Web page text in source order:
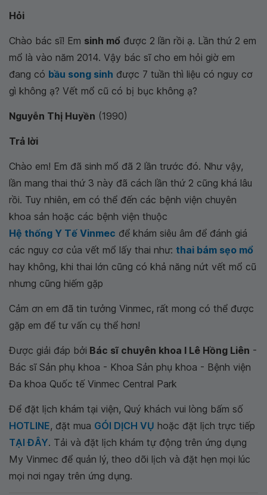
Hỏi
Chào bác sĩ! Em sinh mổ được 2 lần rồi ạ. Lần thứ 2 em
mổ là vào năm 2014. Vậy bác sĩ cho em hỏi giờ em
đang có bầu song sinh được 7 tuần thì liệu có nguy cơ
gì không ạ? Vết mổ cũ có bị bục không ạ?
Nguyễn Thị Huyền (1990)
Trả lời
Chào em! Em đã sinh mổ đã 2 lần trước đó. Như vậy,
lần mang thai thứ 3 này đã cách lần thứ 2 cũng khá lâu
rồi. Tuy nhiên, em có thể đến các bệnh viện chuyên
khoa sản hoặc các bệnh viện thuộc
Hệ thống Y Tế Vinmec để khám siêu âm để đánh giá
các nguy cơ của vết mổ lấy thai như: thai bám sẹo mổ
hay không, khi thai lớn cũng có khả năng nứt vết mổ cũ
nhưng cũng hiếm gặp
Cảm ơn em đã tin tưởng Vinmec, rất mong có thể được
gặp em để tư vấn cụ thể hơn!
Được giải đáp bởi Bác sĩ chuyên khoa I Lê Hồng Liên -
Bác sĩ Sản phụ khoa - Khoa Sản phụ khoa - Bệnh viện
Đa khoa Quốc tế Vinmec Central Park
Để đặt lịch khám tại viện, Quý khách vui lòng bấm số
HOTLINE, đặt mua GÓI DỊCH VỤ hoặc đặt lịch trực tiếp
TẠI ĐÂY. Tải và đặt lịch khám tự động trên ứng dụng
My Vinmec để quản lý, theo dõi lịch và đặt hẹn mọi lúc
mọi nơi ngay trên ứng dụng.